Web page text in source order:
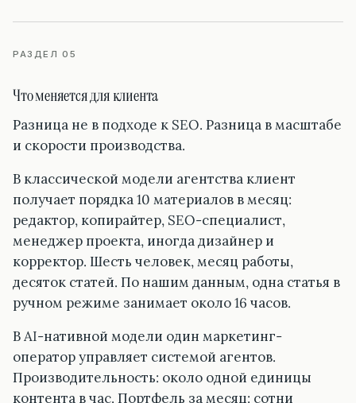
РАЗДЕЛ 05
Что меняется для клиента
Разница не в подходе к SEO. Разница в масштабе
и скорости производства.
В классической модели агентства клиент
получает порядка 10 материалов в месяц:
редактор, копирайтер, SEO-специалист,
менеджер проекта, иногда дизайнер и
корректор. Шесть человек, месяц работы,
десяток статей. По нашим данным, одна статья в
ручном режиме занимает около 16 часов.
В AI-нативной модели один маркетинг-
оператор управляет системой агентов.
Производительность: около одной единицы
контента в час. Портфель за месяц: сотни